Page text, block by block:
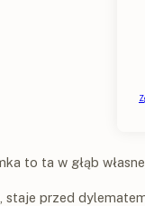
to ta w głąb
staje przed